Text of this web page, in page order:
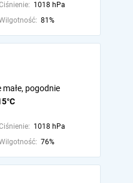
1018 hPa
81%
pogodnie
1018 hPa
76%